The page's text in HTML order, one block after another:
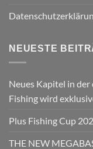
NEUESTE
Neues Kapitel in
Fishing wird
Plus Fishing Cup
THE NEW